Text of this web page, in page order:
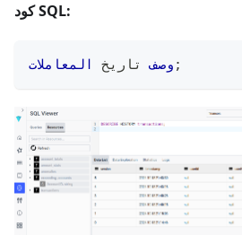
كود SQL:
وصف تاريخ المعاملات ;